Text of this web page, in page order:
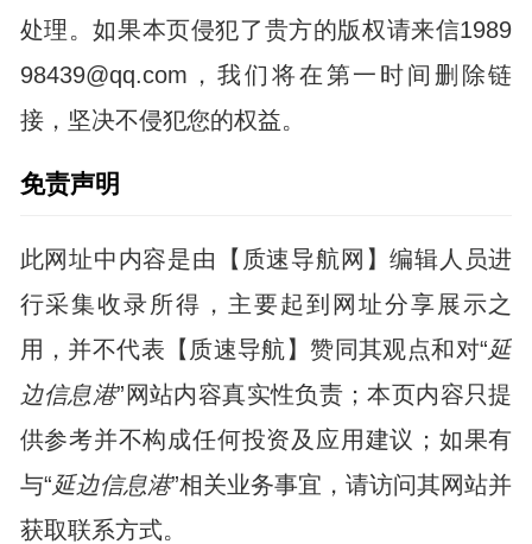
处理。如果本页侵犯了贵方的版权请来信1989
98439@qq.com，我们将在第一时间删除链
接，坚决不侵犯您的权益。
免责声明
此网址中内容是由【质速导航网】编辑人员进
行采集收录所得，主要起到网址分享展示之
用，并不代表【质速导航】赞同其观点和对“延
边信息港”网站内容真实性负责；本页内容只提
供参考并不构成任何投资及应用建议；如果有
与“延边信息港”相关业务事宜，请访问其网站并
获取联系方式。